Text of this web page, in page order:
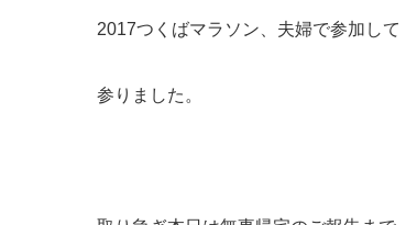
2017つくばマラソン、夫婦で参加して
参りました。